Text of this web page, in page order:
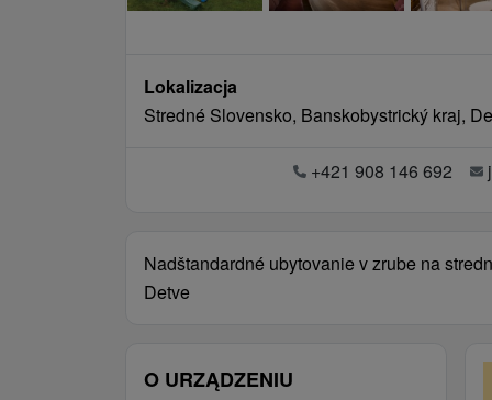
Lokalizacja
Stredné Slovensko, Banskobystrický kraj,
+421 908 146 692
Nadštandardné ubytovanie v zrube na
Detve
O URZĄDZENIU